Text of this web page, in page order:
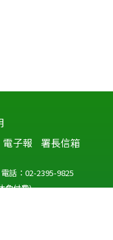
電子報 署長信箱
電話：02-2395-9825
免付費)